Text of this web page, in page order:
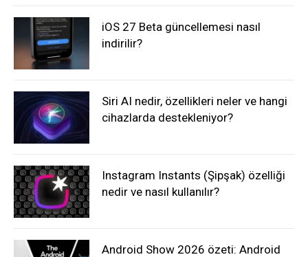
iOS 27 Beta güncellemesi nasıl
indirilir?
Siri AI nedir, özellikleri neler ve hangi
cihazlarda destekleniyor?
Instagram Instants (Şipşak) özelliği
nedir ve nasıl kullanılır?
Android Show 2026 özeti: Android